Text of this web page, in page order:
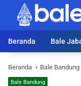
Langsung
konten
Beranda
Bale
Beranda Bale Bandung
Bale Bandung